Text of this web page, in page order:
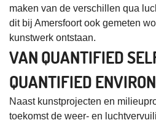
maken van de verschillen qua
dit bij Amersfoort ook gemeten
kunstwerk ontstaan.
VAN QUANTIFIED
QUANTIFIED
Naast kunstprojecten en
toekomst de weer- en